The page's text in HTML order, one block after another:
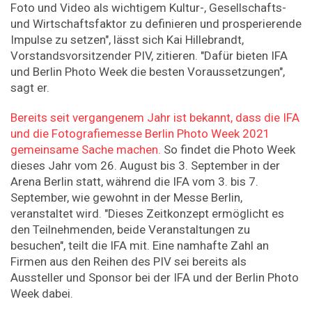
Foto und Video als wichtigem Kultur-, Gesellschafts-
und Wirtschaftsfaktor zu definieren und prosperierende
Impulse zu setzen", lässt sich Kai Hillebrandt,
Vorstandsvorsitzender PIV, zitieren. "Dafür bieten IFA
und Berlin Photo Week die besten Voraussetzungen",
sagt er.
Bereits seit vergangenem Jahr ist bekannt, dass die IFA
und die Fotografiemesse Berlin Photo Week 2021
gemeinsame Sache machen. So findet die Photo Week
dieses Jahr vom 26. August bis 3. September in der
Arena Berlin statt, während die IFA vom 3. bis 7.
September, wie gewohnt in der Messe Berlin,
veranstaltet wird. "Dieses Zeitkonzept ermöglicht es
den Teilnehmenden, beide Veranstaltungen zu
besuchen", teilt die IFA mit. Eine namhafte Zahl an
Firmen aus den Reihen des PIV sei bereits als
Aussteller und Sponsor bei der IFA und der Berlin Photo
Week dabei.